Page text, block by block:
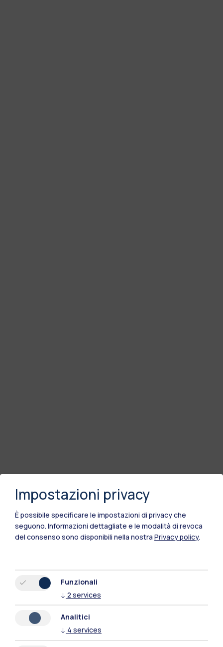
Impostazioni privacy
È possibile specificare le impostazioni di privacy che
seguono. Informazioni dettagliate e le modalità di revoca
del consenso sono disponibili nella nostra Privacy policy.
Funzionali
↓ 2 services
Analitici
↓ 4 services